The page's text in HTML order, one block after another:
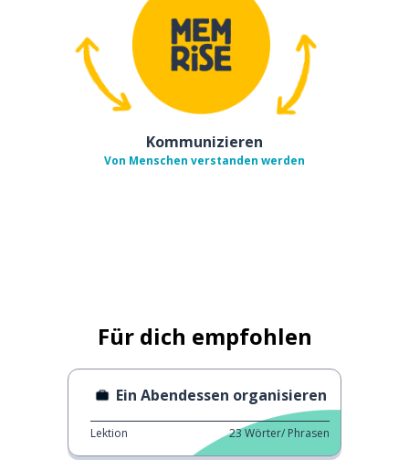
Kommunizieren
Von Menschen verstanden werden
Für dich empfohlen
Ein Abendessen organisieren
Lektion 23Wörter/ Phrasen